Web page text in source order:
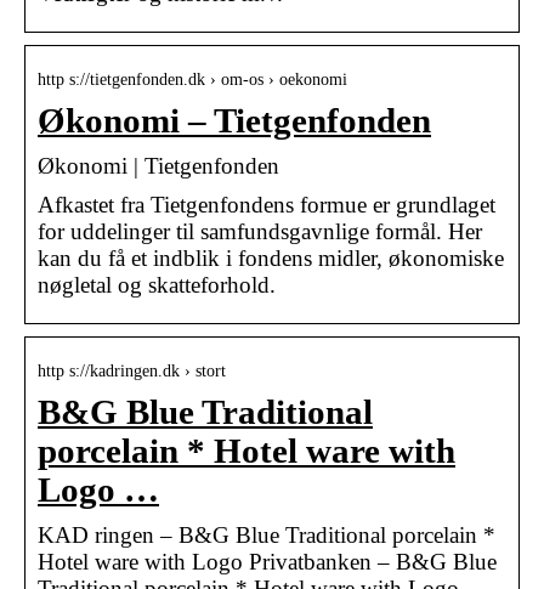
http s://tietgenfonden.dk › om-os › oekonomi
Økonomi – Tietgenfonden
Økonomi | Tietgenfonden
Afkastet fra Tietgenfondens formue er grundlaget
for uddelinger til samfundsgavnlige formål. Her
kan du få et indblik i fondens midler, økonomiske
nøgletal og skatteforhold.
http s://kadringen.dk › stort
B&G Blue Traditional
porcelain * Hotel ware with
Logo …
KAD ringen – B&G Blue Traditional porcelain *
Hotel ware with Logo Privatbanken – B&G Blue